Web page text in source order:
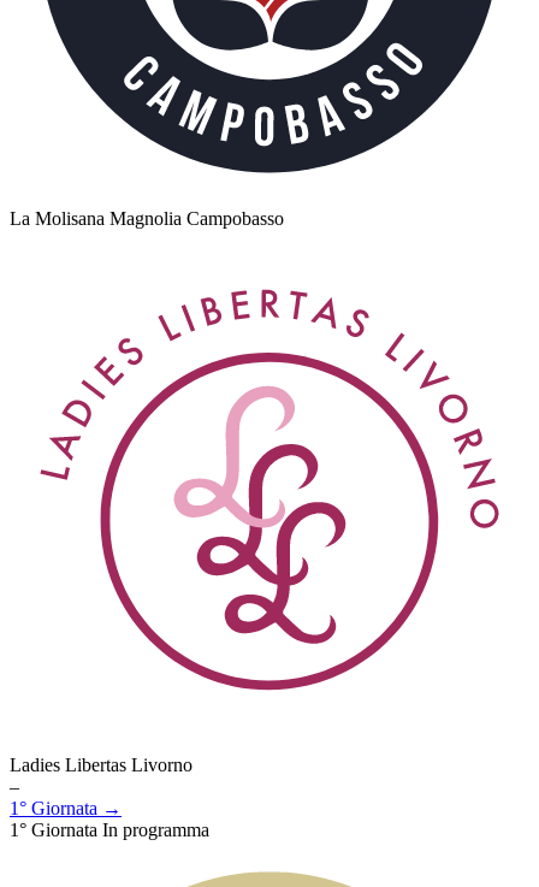
La Molisana Magnolia Campobasso
Ladies Libertas Livorno
–
1° Giornata →
1° Giornata In programma